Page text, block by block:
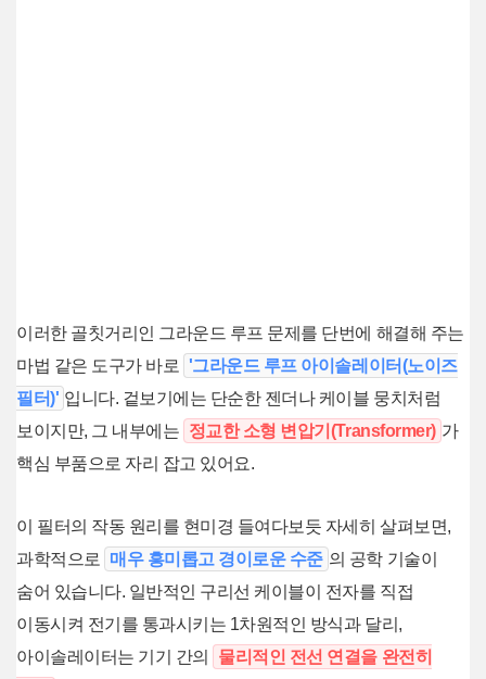
이러한 골칫거리인 그라운드 루프 문제를 단번에 해결해 주는
마법 같은 도구가 바로
'그라운드 루프 아이솔레이터(노이즈
필터)' 입니다. 겉보기에는 단순한 젠더나 케이블 뭉치처럼
보이지만, 그 내부에는 정교한 소형 변압기(Transformer) 가
핵심 부품으로 자리 잡고 있어요.
이 필터의 작동 원리를 현미경 들여다보듯 자세히 살펴보면,
과학적으로
매우 흥미롭고 경이로운 수준 의 공학 기술이
숨어 있습니다. 일반적인 구리선 케이블이 전자를 직접
이동시켜 전기를 통과시키는 1차원적인 방식과 달리,
아이솔레이터는 기기 간의
물리적인 전선 연결을 완전히